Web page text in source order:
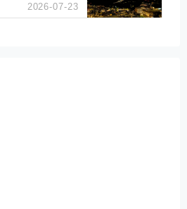
2026-07-23